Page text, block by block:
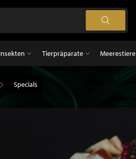
Insekten
Insekten
Unpräparierte Insekten
Tierpräparate
Ausgestopfter Vogel
Meerestiere
Specials